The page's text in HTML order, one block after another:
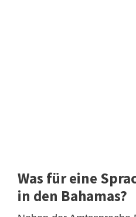
Was für eine
in den Bahamas?